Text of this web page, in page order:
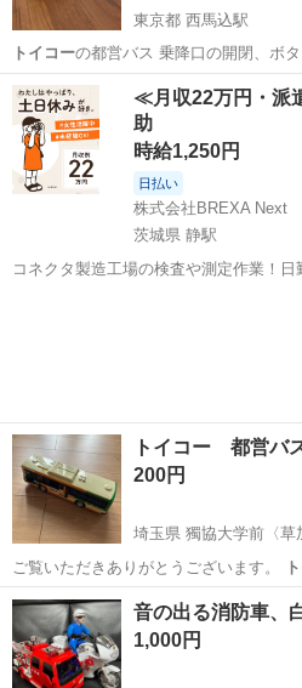
東京都 西馬込駅
トイコーの都営バス 乗降口の開閉、ボ
東京 大田区 西馬込駅 ミニ
≪月収22万円・派
助
時給1,250円
日払い
株式会社BREXA Next
茨城県 静駅
コネクタ製造工場の検査や測定作業！
トイコー 都営バ
200円
埼玉県 獨協大学前〈草
ご覧いただきありがとうございます。
ます。 本体のみ…
埼玉 川口市 獨協大学前〈草加
音の出る消防車、
1,000円